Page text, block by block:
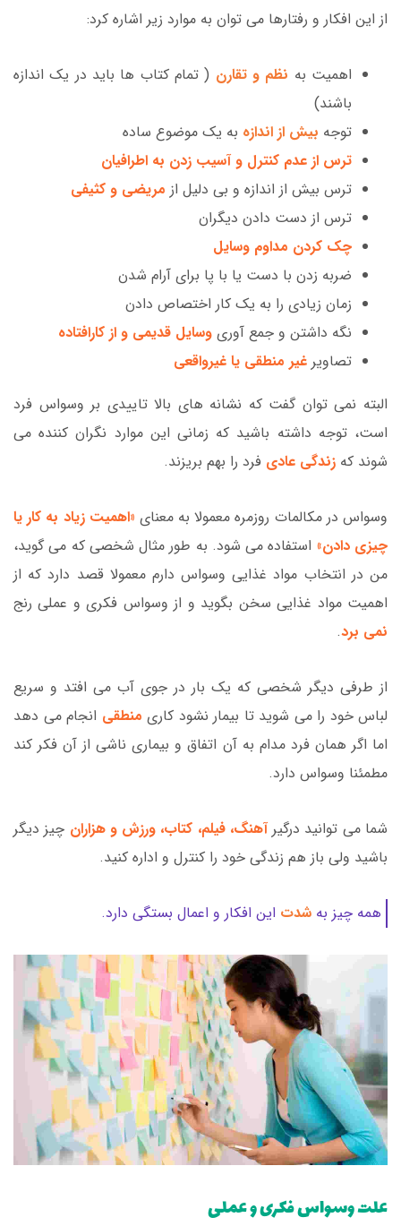
از این افکار و رفتارها می توان به موارد زیر اشاره کرد:
اهمیت به نظم و تقارن ( تمام کتاب ها باید در یک اندازه
باشند)
توجه بیش از اندازه به یک موضوع ساده
ترس از عدم کنترل و آسیب زدن به اطرافیان
ترس بیش از اندازه و بی دلیل از مریضی و کثیفی
ترس از دست دادن دیگران
چک کردن مداوم وسایل
ضربه زدن با دست یا با پا برای آرام شدن
زمان زیادی را به یک کار اختصاص دادن
نگه داشتن و جمع آوری وسایل قدیمی و از کارافتاده
تصاویر غیر منطقی یا غیرواقعی
البته نمی توان گفت که نشانه های بالا تاییدی بر وسواس فرد
است، توجه داشته باشید که زمانی این موارد نگران کننده می
شوند که زندگی عادی فرد را بهم بریزند.
وسواس در مکالمات روزمره معمولا به معنای «اهمیت زیاد به کار یا
چیزی دادن» استفاده می شود. به طور مثال شخصی که می گوید،
من در انتخاب مواد غذایی وسواس دارم معمولا قصد دارد که از
اهمیت مواد غذایی سخن بگوید و از وسواس فکری و عملی رنج
نمی برد.
از طرفی دیگر شخصی که یک بار در جوی آب می افتد و سریع
لباس خود را می شوید تا بیمار نشود کاری منطقی انجام می دهد
اما اگر همان فرد مدام به آن اتفاق و بیماری ناشی از آن فکر کند
مطمئنا وسواس دارد.
شما می توانید درگیرآهنگ، فیلم، کتاب، ورزش و هزاران چیز دیگر
باشید ولی باز هم زندگی خود را کنترل و اداره کنید.
همه چیز به شدت این افکار و اعمال بستگی دارد.
علت وسواس فکری و عملی